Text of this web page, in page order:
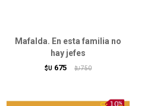
Mafalda. En esta familia no
hay jefes
$U 675 $U 750